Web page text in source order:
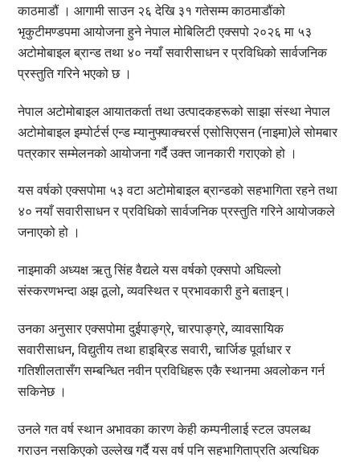
काठमाडौं । आगामी साउन २६ देखि ३१ गतेसम्म काठमाडौंको
भृकुटीमण्डपमा आयोजना हुने नेपाल मोबिलिटी एक्सपो २०२६ मा ५३
अटोमोबाइल ब्रान्ड तथा ४० नयाँ सवारीसाधन र प्रविधिको सार्वजनिक
प्रस्तुति गरिने भएको छ ।
नेपाल अटोमोबाइल आयातकर्ता तथा उत्पादकहरूको साझा संस्था नेपाल
अटोमोबाइल इम्पोर्टर्स एन्ड म्यानुफ्याक्चरर्स एसोसिएसन (नाइमा)ले सोमबार
पत्रकार सम्मेलनको आयोजना गर्दै उक्त जानकारी गराएको हो ।
यस वर्षको एक्सपोमा ५३ वटा अटोमोबाइल ब्रान्डको सहभागिता रहने तथा
४० नयाँ सवारीसाधन र प्रविधिको सार्वजनिक प्रस्तुति गरिने आयोजकले
जनाएको हो ।
नाइमाकी अध्यक्ष ऋतु सिंह वैद्यले यस वर्षको एक्सपो अघिल्लो
संस्करणभन्दा अझ ठूलो, व्यवस्थित र प्रभावकारी हुने बताइन्।
उनका अनुसार एक्सपोमा दुईपाङ्ग्रे, चारपाङ्ग्रे, व्यावसायिक
सवारीसाधन, विद्युतीय तथा हाइब्रिड सवारी, चार्जिङ पूर्वाधार र
गतिशीलतासँग सम्बन्धित नवीन प्रविधिहरू एकै स्थानमा अवलोकन गर्न
सकिनेछ ।
उनले गत वर्ष स्थान अभावका कारण केही कम्पनीलाई स्टल उपलब्ध
गराउन नसकिएको उल्लेख गर्दै यस वर्ष पनि सहभागिताप्रति अत्यधिक